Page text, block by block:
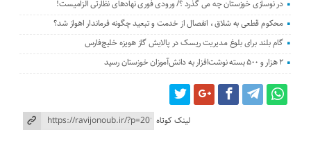
در نوسازی خوزستان چه می گذرد ؟/ ورودی فوری نهادهای نظارتی الزامیست!
محکوم قطعی به شلاق ، انفصال از خدمت و تبعید چگونه فرماندار اهواز شد؟
گام بلند برای بلوغ مدیریت ریسک در پالایش گاز هویزه خلیج‌فارس
۲ هزار و ۵۰۰ بسته نوشت‌افزار به دانش‌آموزان خوزستان رسید
لینک کوتاه